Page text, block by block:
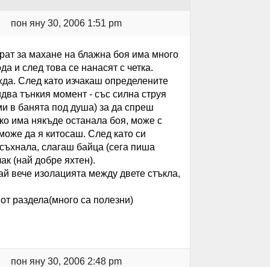
пон яну 30, 2006 1:51 pm
за махане на блажна боя има много
и след това се нанасят с четка.
След като изчакаш определените
тънкия момент - със силна струя
в банята под душа) за да спреш
има някъде останала боя, може с
да я китосаш. След като си
слагаш байца (сега пиша
(най добре яхтен).
вече изолацията между двете стъкла,
раздела(много са полезни)
пон яну 30, 2006 2:48 pm